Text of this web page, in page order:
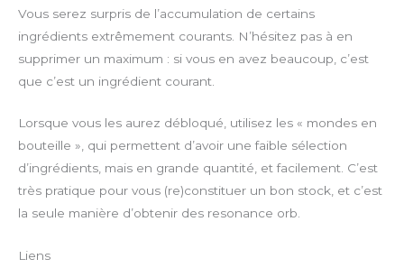
Vous serez surpris de l’accumulation de certains
ingrédients extrêmement courants. N’hésitez pas à en
supprimer un maximum : si vous en avez beaucoup, c’est
que c’est un ingrédient courant.
Lorsque vous les aurez débloqué, utilisez les « mondes en
bouteille », qui permettent d’avoir une faible sélection
d’ingrédients, mais en grande quantité, et facilement. C’est
très pratique pour vous (re)constituer un bon stock, et c’est
la seule manière d’obtenir des resonance orb.
Liens